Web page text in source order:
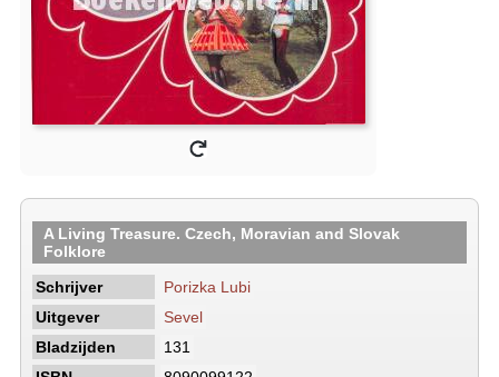
A Living Treasure. Czech, Moravian and Slovak
Folklore
Schrijver
Porizka Lubi
Uitgever
Sevel
Bladzijden
131